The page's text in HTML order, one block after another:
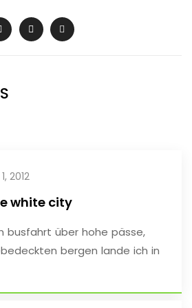
2012
white city
busfahrt über hohe pässe,
bergen lande ich in